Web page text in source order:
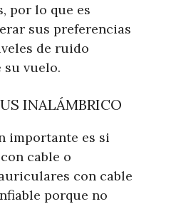
por lo que es
sus preferencias
de ruido
su vuelo.
INALÁMBRICO
importante es si
cable o
con cable
porque no